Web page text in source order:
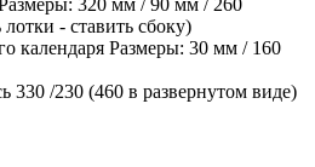
320 мм / 90 мм / 260
- ставить сбоку)
календаря Размеры: 30 мм / 160
330 /230 (460 в развернутом виде)